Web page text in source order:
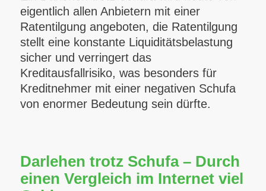
eigentlich allen Anbietern mit einer
Ratentilgung angeboten, die Ratentilgung
stellt eine konstante Liquiditätsbelastung
sicher und verringert das
Kreditausfallrisiko, was besonders für
Kreditnehmer mit einer negativen Schufa
von enormer Bedeutung sein dürfte.
Darlehen trotz Schufa – Durch
einen Vergleich im Internet viel